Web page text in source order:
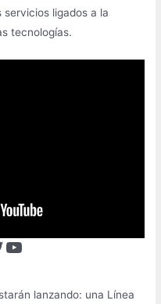
ligados a la
tecnologías.
YouTube
lanzando: una Línea